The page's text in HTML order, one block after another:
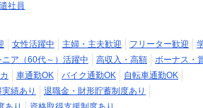
社員
女性活躍中 主婦・主夫歓迎 フリーター歓迎
ニア（60代～）活躍中 高収入・高額
ボーナス・
車通勤OK バイク通勤OK
自転車通勤OK
績あり
退職金・財形貯蓄制度あり